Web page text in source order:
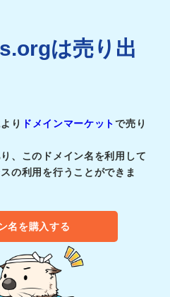
は売り出
り ドメインマーケットで売り
、このドメイン名を利用して
の利用を行うことができま
名を購入する